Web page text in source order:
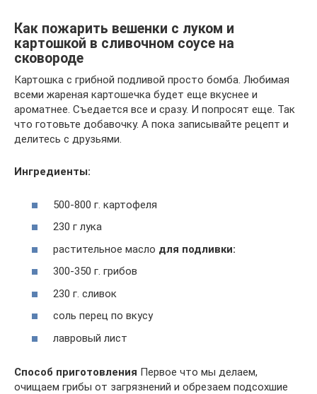
Как пожарить вешенки с луком и
картошкой в сливочном соусе на
сковороде
Картошка с грибной подливой просто бомба. Любимая
всеми жареная картошечка будет еще вкуснее и
ароматнее. Съедается все и сразу. И попросят еще. Так
что готовьте добавочку. А пока записывайте рецепт и
делитесь с друзьями.
Ингредиенты:
500-800 г. картофеля
230 г лука
растительное масло для подливки:
300-350 г. грибов
230 г. сливок
соль перец по вкусу
лавровый лист
Способ приготовления Первое что мы делаем,
очищаем грибы от загрязнений и обрезаем подсохшие